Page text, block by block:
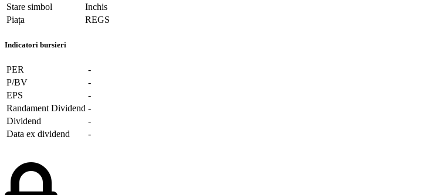
Stare simbol
Inchis
Piața
REGS
Indicatori bursieri
PER
-
P/BV
-
EPS
-
Randament Dividend -
Dividend
-
Data ex dividend
-